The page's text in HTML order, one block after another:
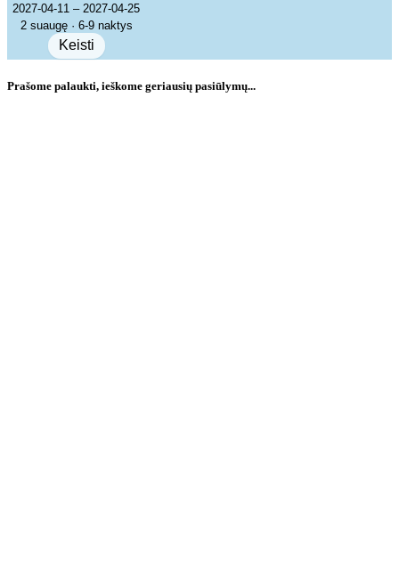
2027-04-11 – 2027-04-25
2 suaugę · 6-9 naktys
Keisti
Prašome palaukti, ieškome geriausių pasiūlymų...